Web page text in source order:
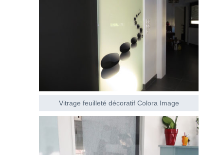
Vitrage feuilleté décoratif Colora Image